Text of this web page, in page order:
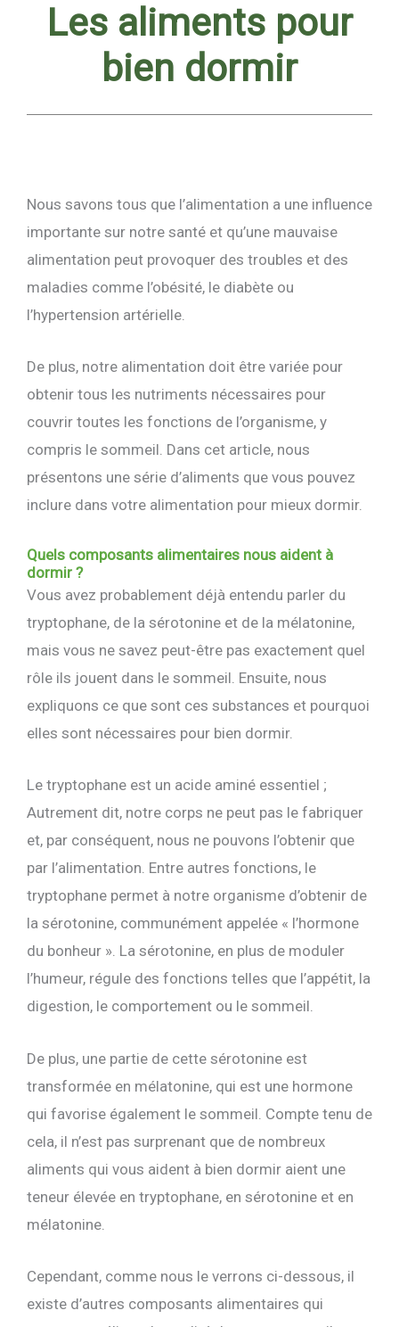
Les aliments pour
bien dormir
Nous savons tous que l’alimentation a une influence
importante sur notre santé et qu’une mauvaise
alimentation peut provoquer des troubles et des
maladies comme l’obésité, le diabète ou
l’hypertension artérielle.
De plus, notre alimentation doit être variée pour
obtenir tous les nutriments nécessaires pour
couvrir toutes les fonctions de l’organisme, y
compris le sommeil. Dans cet article, nous
présentons une série d’aliments que vous pouvez
inclure dans votre alimentation pour mieux dormir.
Quels composants alimentaires nous aident à
dormir ?
Vous avez probablement déjà entendu parler du
tryptophane, de la sérotonine et de la mélatonine,
mais vous ne savez peut-être pas exactement quel
rôle ils jouent dans le sommeil. Ensuite, nous
expliquons ce que sont ces substances et pourquoi
elles sont nécessaires pour bien dormir.
Le tryptophane est un acide aminé essentiel ;
Autrement dit, notre corps ne peut pas le fabriquer
et, par conséquent, nous ne pouvons l’obtenir que
par l’alimentation. Entre autres fonctions, le
tryptophane permet à notre organisme d’obtenir de
la sérotonine, communément appelée « l’hormone
du bonheur ». La sérotonine, en plus de moduler
l’humeur, régule des fonctions telles que l’appétit, la
digestion, le comportement ou le sommeil.
De plus, une partie de cette sérotonine est
transformée en mélatonine, qui est une hormone
qui favorise également le sommeil. Compte tenu de
cela, il n’est pas surprenant que de nombreux
aliments qui vous aident à bien dormir aient une
teneur élevée en tryptophane, en sérotonine et en
mélatonine.
Cependant, comme nous le verrons ci-dessous, il
existe d’autres composants alimentaires qui